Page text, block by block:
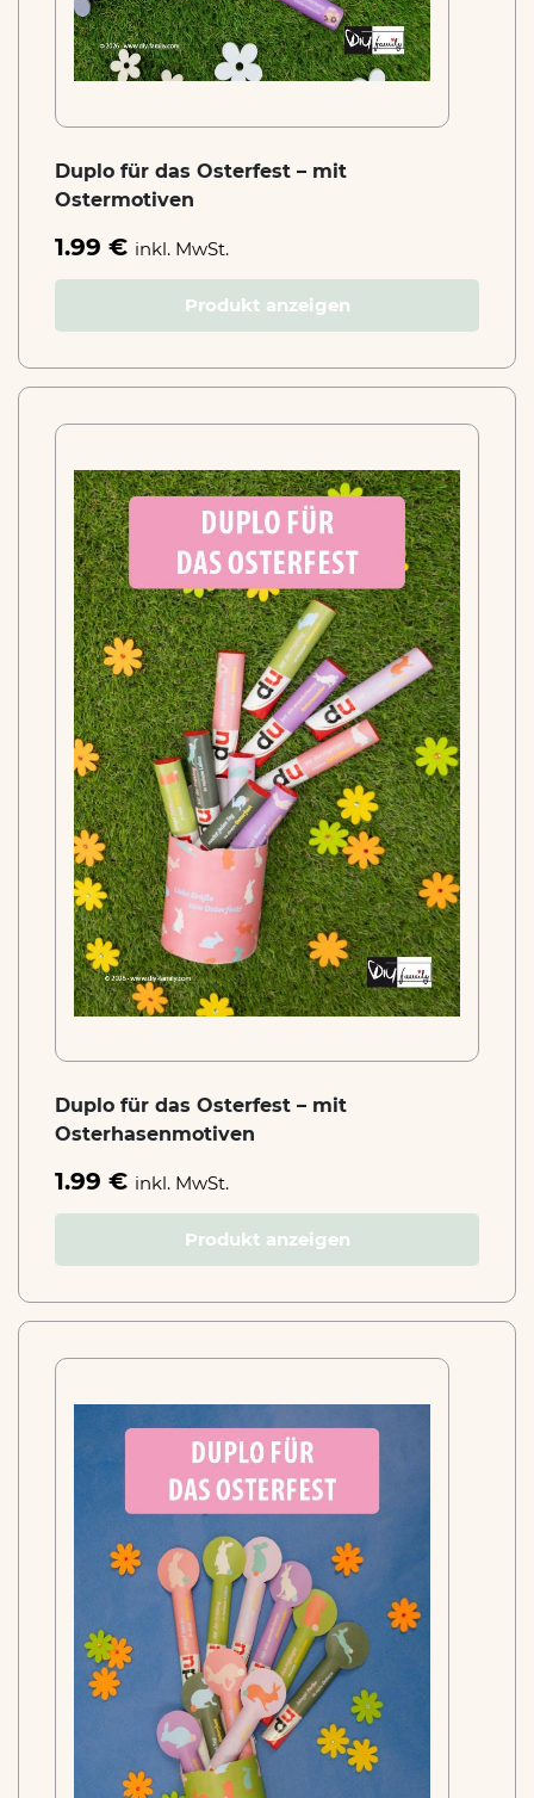
Duplo für das Osterfest – mit
Ostermotiven
1.99 € inkl. MwSt.
Produkt anzeigen
Duplo für das Osterfest – mit
Osterhasenmotiven
1.99 € inkl. MwSt.
Produkt anzeigen